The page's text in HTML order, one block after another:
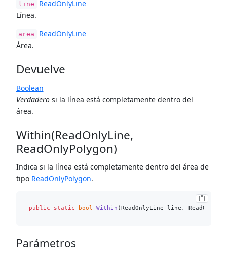
line
ReadOnlyLine
Línea.
area
ReadOnlyLine
Área.
Devuelve
Boolean
Verdaderosi la línea está completamente dentro del
área.
Within(ReadOnlyLine,
ReadOnlyPolygon)
Indica si la línea está completamente dentro del área de
tipo ReadOnlyPolygon.
public static bool Within ( ReadOnlyLine line,
Parámetros